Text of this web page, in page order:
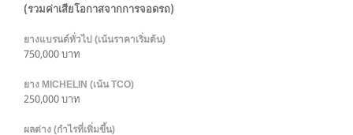
(รวมค่าเสียโอกาสจากการจอดรถ)
750,000 บาท
250,000 บาท